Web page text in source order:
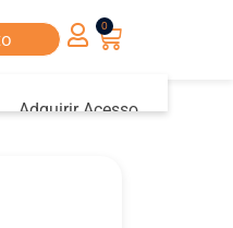
Adquirir Acesso
0